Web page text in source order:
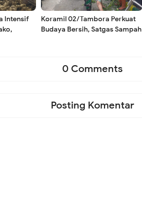
Mengalami Kerusakan
Intensif
Koramil 02/Tambora Perkuat
Budaya Bersih, Satgas Sampah
0 Comments
Posting Komentar